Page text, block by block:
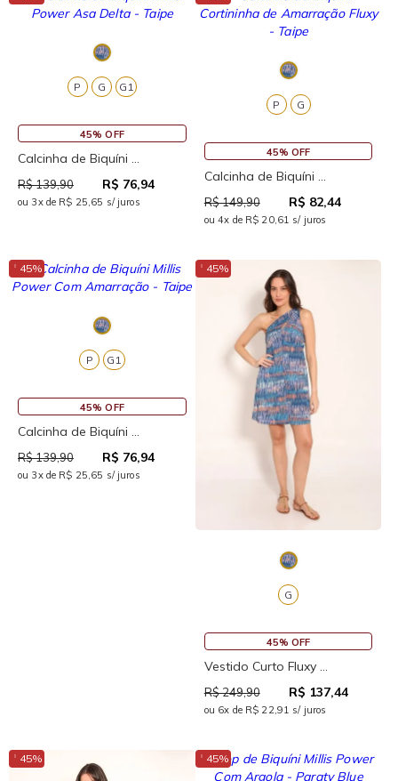
G1
P G
45% OFF
Calcinha de Biquíni ...
R$ 139,90 R$ 76,94
ou 3x de R$ 25,65 s/ juros
G
P
45% OFF
Calcinha de Biquíni ...
R$ 149,90 R$ 82,44
ou 4x de R$ 20,61 s/ juros
↓ 45%
P G1
45% OFF
Calcinha de Biquíni ...
R$ 139,90 R$ 76,94
ou 3x de R$ 25,65 s/ juros
↓ 45%
G
45% OFF
Vestido Curto Fluxy ...
R$ 249,90 R$ 137,44
ou 6x de R$ 22,91 s/ juros
↓ 45% ↓ 45%